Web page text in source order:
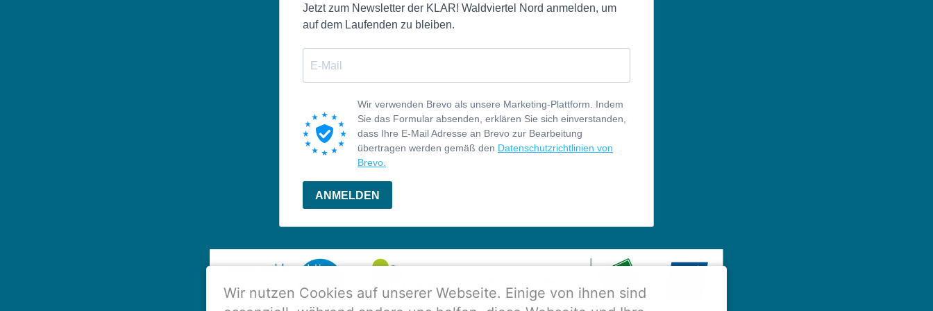
Jetzt zum Newsletter der KLAR! Waldviertel Nord anmelden, um
auf dem Laufenden zu bleiben.
Wir verwenden Brevo als unsere Marketing-Plattform. Indem
Sie das Formular absenden, erklären Sie sich einverstanden,
dass Ihre E-Mail Adresse an Brevo zur Bearbeitung
übertragen werden gemäß den Datenschutzrichtlinien von
Brevo.
ANMELDEN
Wir nutzen Cookies auf unserer Webseite. Einige von ihnen sind